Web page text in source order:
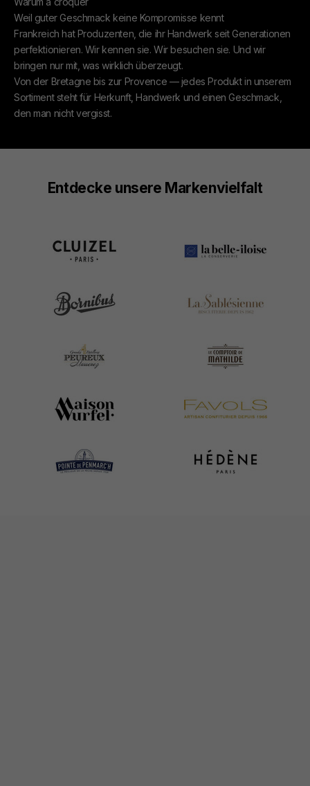
Weil guter Geschmack keine Kompromisse kennt
Frankreich hat Produzenten, die ihr Handwerk seit Generationen
perfektionieren. Wir kennen sie. Wir besuchen sie. Und wir
bringen nur mit, was wirklich überzeugt.
Von der Bretagne bis zur Provence — jedes Produkt in unserem
Sortiment steht für Herkunft, Handwerk und einen Geschmack,
den man nicht vergisst.
Entdecke unsere Markenvielfalt